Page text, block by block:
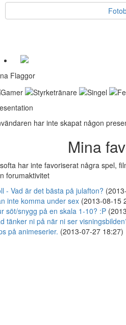
Flaggor
har inte skapat någon
Mina
har inte favoriserat några spel,
forumaktivitet
- Vad är det bästa på julafton?
inte komma under sex (2013-08-15
söt/snygg på en skala 1-10? :P
tänker ni på när ni ser
på animeserier. (2013-07-27 18:27)